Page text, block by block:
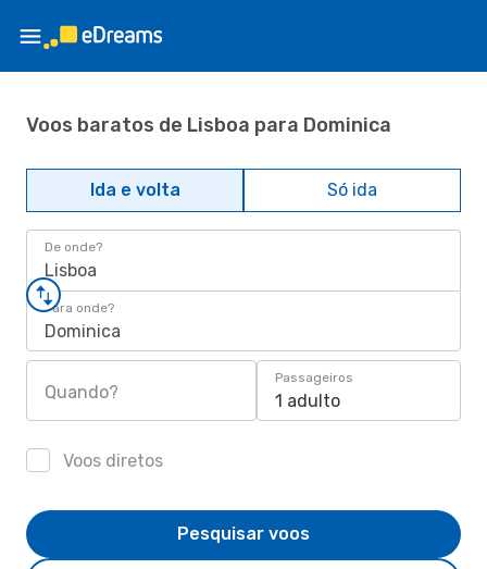
Voos baratos de Lisboa para Dominica
Ida e volta Só ida
De onde?
Lisboa
Para onde?
Dominica
Quando?
Passageiros
1 adulto
Voos diretos
Pesquisar voos